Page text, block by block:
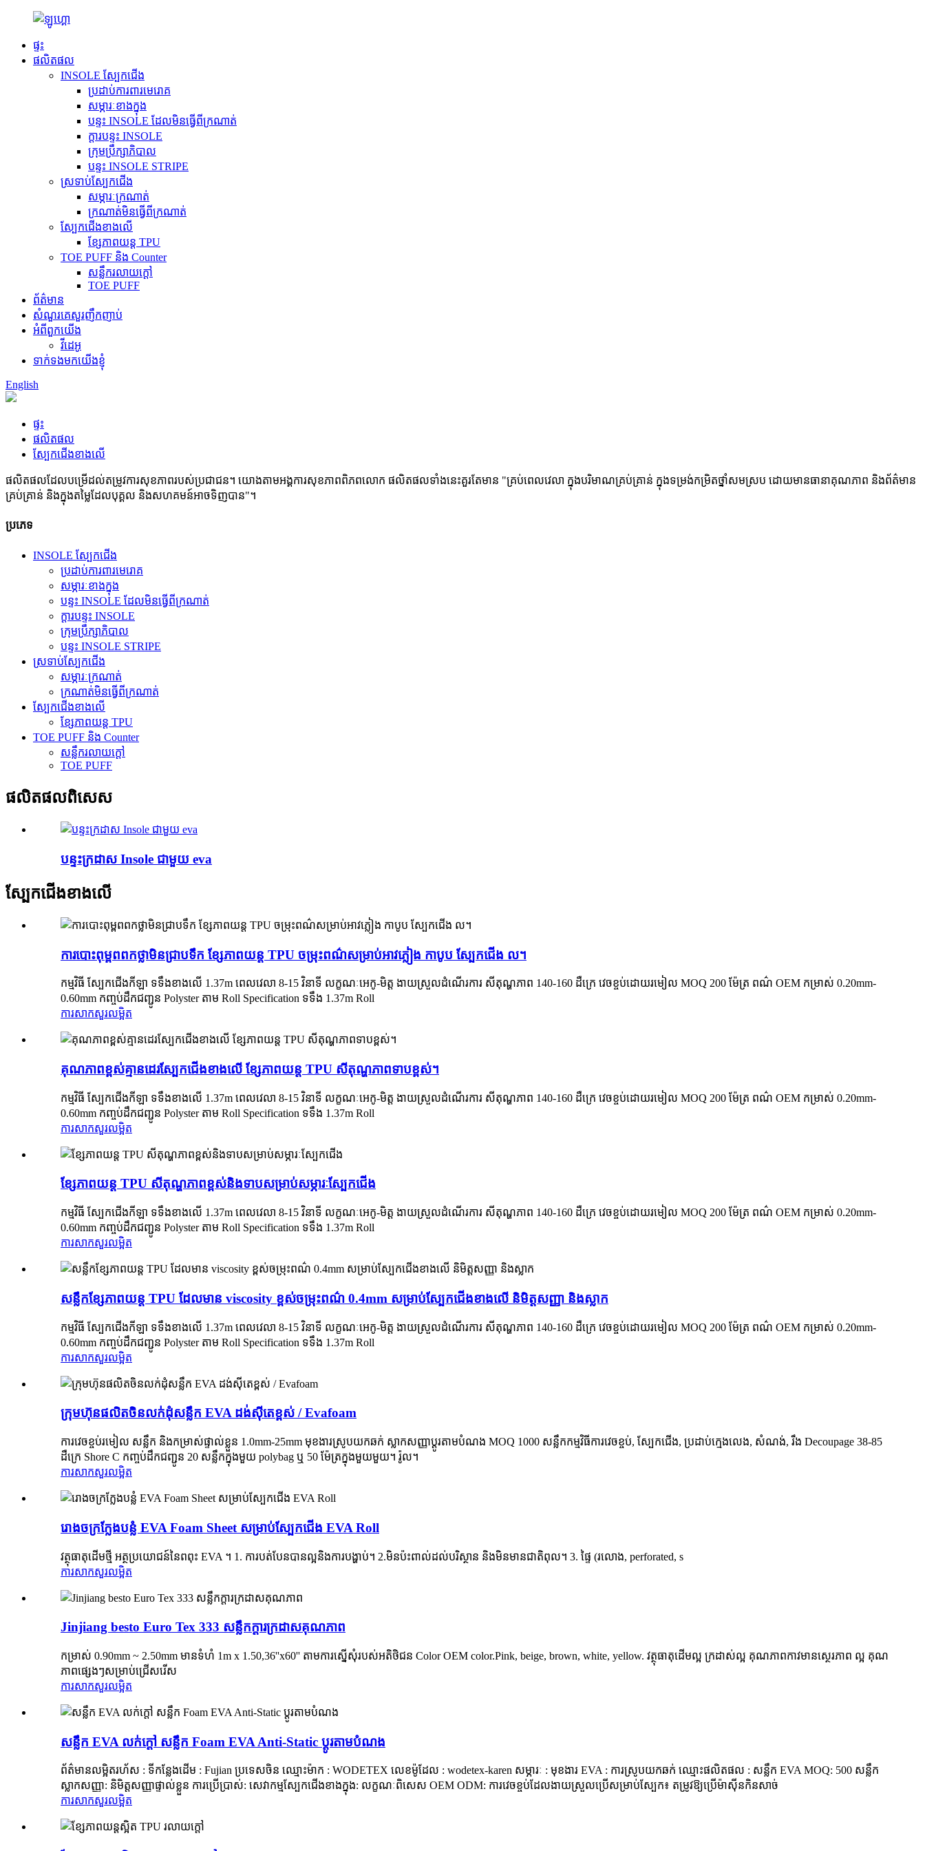
ផ្ទះ
ផលិតផល
INSOLE ស្បែកជើង
ប្រដាប់ការពារមេរោគ
សម្ភារៈខាងក្នុង
បន្ទះ INSOLE ដែលមិនធ្វើពីក្រណាត់
ក្តារបន្ទះ INSOLE
ក្រុមប្រឹក្សាភិបាល
បន្ទះ INSOLE STRIPE
ស្រទាប់ស្បែកជើង
សម្ភារៈក្រណាត់
ក្រណាត់មិនធ្វើពីក្រណាត់
ស្បែកជើងខាងលើ
ខ្សែភាពយន្ត TPU
TOE PUFF និង Counter
សន្លឹករលាយក្តៅ
TOE PUFF
ព័ត៌មាន
សំណួរគេសួរញឹកញាប់
អំពីពួកយើង
វីដេអូ
ទាក់ទងមកយើងខ្ញុំ
English
ផ្ទះ
ផលិតផល
ស្បែកជើងខាងលើ
ផលិតផលដែលបម្រើដល់តម្រូវការសុខភាពរបស់ប្រជាជន។ យោងតាមអង្គការសុខភាពពិភពលោក ផលិតផលទាំងនេះគួរតែមាន "គ្រប់ពេលវេលា ក្នុងបរិមាណគ្រប់គ្រាន់ ក្នុងទម្រង់កម្រិតថ្នាំសមស្រប ដោយមានធានាគុណភាព និងព័ត៌មាន
គ្រប់គ្រាន់ និងក្នុងតម្លៃដែលបុគ្គល និងសហគមន៍អាចទិញបាន"។
ប្រភេទ
INSOLE ស្បែកជើង
ប្រដាប់ការពារមេរោគ
សម្ភារៈខាងក្នុង
បន្ទះ INSOLE ដែលមិនធ្វើពីក្រណាត់
ក្តារបន្ទះ INSOLE
ក្រុមប្រឹក្សាភិបាល
បន្ទះ INSOLE STRIPE
ស្រទាប់ស្បែកជើង
សម្ភារៈក្រណាត់
ក្រណាត់មិនធ្វើពីក្រណាត់
ស្បែកជើងខាងលើ
ខ្សែភាពយន្ត TPU
TOE PUFF និង Counter
សន្លឹករលាយក្តៅ
TOE PUFF
ផលិតផលពិសេស
បន្ទះក្រដាស Insole ជាមួយ eva
ស្បែកជើងខាងលើ
ការបោះពុម្ពពពកថ្លាមិនជ្រាបទឹក ខ្សែភាពយន្ត TPU ចម្រុះពណ៌សម្រាប់អាវភ្លៀង កាបូប ស្បែកជើង ល។
កម្មវិធី ស្បែកជើងកីឡា ទទឹងខាងលើ 1.37m ពេលវេលា 8-15 វិនាទី លក្ខណៈអេកូ-មិត្ត ងាយស្រួលដំណើរការ សីតុណ្ហភាព 140-160 ដឺក្រេ វេចខ្ចប់ដោយរមៀល MOQ 200 ម៉ែត្រ ពណ៌ OEM កម្រាស់ 0.20mm-
0.60mm កញ្ចប់ដឹកជញ្ជូន Polyster តាម Roll Specification ទទឹង 1.37m Roll
ការសាកសួរលម្អិត
គុណភាពខ្ពស់គ្មានដេរស្បែកជើងខាងលើ ខ្សែភាពយន្ត TPU សីតុណ្ហភាពទាបខ្ពស់។
កម្មវិធី ស្បែកជើងកីឡា ទទឹងខាងលើ 1.37m ពេលវេលា 8-15 វិនាទី លក្ខណៈអេកូ-មិត្ត ងាយស្រួលដំណើរការ សីតុណ្ហភាព 140-160 ដឺក្រេ វេចខ្ចប់ដោយរមៀល MOQ 200 ម៉ែត្រ ពណ៌ OEM កម្រាស់ 0.20mm-
0.60mm កញ្ចប់ដឹកជញ្ជូន Polyster តាម Roll Specification ទទឹង 1.37m Roll
ការសាកសួរលម្អិត
ខ្សែភាពយន្ត TPU សីតុណ្ហភាពខ្ពស់និងទាបសម្រាប់សម្ភារៈស្បែកជើង
កម្មវិធី ស្បែកជើងកីឡា ទទឹងខាងលើ 1.37m ពេលវេលា 8-15 វិនាទី លក្ខណៈអេកូ-មិត្ត ងាយស្រួលដំណើរការ សីតុណ្ហភាព 140-160 ដឺក្រេ វេចខ្ចប់ដោយរមៀល MOQ 200 ម៉ែត្រ ពណ៌ OEM កម្រាស់ 0.20mm-
0.60mm កញ្ចប់ដឹកជញ្ជូន Polyster តាម Roll Specification ទទឹង 1.37m Roll
ការសាកសួរលម្អិត
សន្លឹកខ្សែភាពយន្ត TPU ដែលមាន viscosity ខ្ពស់ចម្រុះពណ៌ 0.4mm សម្រាប់ស្បែកជើងខាងលើ និមិត្តសញ្ញា និងស្លាក
កម្មវិធី ស្បែកជើងកីឡា ទទឹងខាងលើ 1.37m ពេលវេលា 8-15 វិនាទី លក្ខណៈអេកូ-មិត្ត ងាយស្រួលដំណើរការ សីតុណ្ហភាព 140-160 ដឺក្រេ វេចខ្ចប់ដោយរមៀល MOQ 200 ម៉ែត្រ ពណ៌ OEM កម្រាស់ 0.20mm-
0.60mm កញ្ចប់ដឹកជញ្ជូន Polyster តាម Roll Specification ទទឹង 1.37m Roll
ការសាកសួរលម្អិត
ក្រុមហ៊ុនផលិតចិនលក់ដុំសន្លឹក EVA ដង់ស៊ីតេខ្ពស់ / Evafoam
ការវេចខ្ចប់រមៀល សន្លឹក និងកម្រាស់ផ្ទាល់ខ្លួន 1.0mm-25mm មុខងារស្រូបយកឆក់ ស្លាកសញ្ញាប្ដូរតាមបំណង MOQ 1000 សន្លឹកកម្មវិធីការវេចខ្ចប់, ស្បែកជើង, ប្រដាប់ក្មេងលេង, សំណង់, រឹង Decoupage 38-85
ដឺក្រេ Shore C កញ្ចប់ដឹកជញ្ជូន 20 សន្លឹកក្នុងមួយ polybag ឬ 50 ម៉ែត្រក្នុងមួយមួយ។ រ៉ូល។
ការសាកសួរលម្អិត
រោងចក្រក្លែងបន្លំ EVA Foam Sheet សម្រាប់ស្បែកជើង EVA Roll
វត្ថុធាតុដើមថ្មី អត្ថប្រយោជន៍នៃពពុះ EVA ។ 1. ការបត់បែនបានល្អនិងការបង្ហាប់។ 2.មិនប៉ះពាល់ដល់បរិស្ថាន និងមិនមានជាតិពុល។ 3. ផ្ទៃ (រលោង, perforated, s
ការសាកសួរលម្អិត
Jinjiang besto Euro Tex 333 សន្លឹកក្តារក្រដាសគុណភាព
កម្រាស់ 0.90mm ~ 2.50mm មានទំហំ 1m x 1.50,36''x60'' តាមការស្នើសុំរបស់អតិថិជន Color OEM color.Pink, beige, brown, white, yellow. វត្ថុធាតុដើមល្អ ក្រដាស់ល្អ គុណភាពកាវមានស្ថេរភាព ល្អ គុណ
ភាពផ្សេងៗសម្រាប់ជ្រើសរើស
ការសាកសួរលម្អិត
សន្លឹក EVA លក់ក្តៅ សន្លឹក Foam EVA Anti-Static ប្ដូរតាមបំណង
ព័ត៌មានលម្អិតរហ័ស : ទីកន្លែងដើម : Fujian ប្រទេសចិន ឈ្មោះម៉ាក : WODETEX លេខម៉ូដែល : wodetex-karen សម្ភារៈ : មុខងារ EVA : ការស្រូបយកឆក់ ឈ្មោះផលិតផល : សន្លឹក EVA MOQ: 500 សន្លឹក
ស្លាកសញ្ញា: និមិត្តសញ្ញាផ្ទាល់ខ្លួន ការប្រើប្រាស់: សេវាកម្មស្បែកជើងខាងក្នុង: លក្ខណៈពិសេស OEM ODM: ការវេចខ្ចប់ដែលងាយស្រួលប្រើសម្រាប់ស្បែក៖ តម្រូវឱ្យប្រើម៉ាស៊ីនកិនសាច់
ការសាកសួរលម្អិត